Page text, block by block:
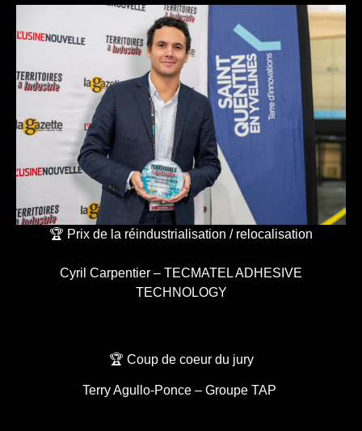
🏆 Prix de la réindustrialisation / relocalisation
Cyril Carpentier – TECMATEL ADHESIVE
TECHNOLOGY
🏆 Coup de coeur du jury
Terry Agullo-Ponce – Groupe TAP